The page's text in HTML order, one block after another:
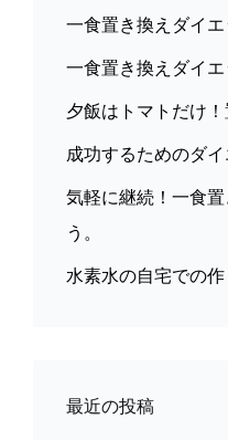
一食置き換えダイ
一食置き換えダイ
夕飯はトマトだけ
成功するためのダ
気軽に継続！一食
う。
水素水の自宅での
最近の投稿